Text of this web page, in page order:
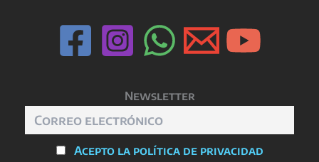
Newsletter
Acepto la política de privacidad